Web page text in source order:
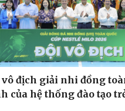
ảnh
Giải trí
Nghệ sĩ
Thời trang
Sao Việt
vô địch giải nhi đồng
của hệ thống đào tạo